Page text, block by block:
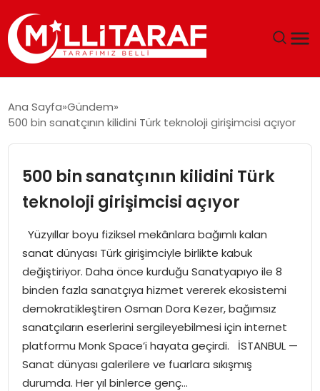
ÖZEL SAYFALAR
TEKNOLOJI
EKONOMI
SPOR
SIYASET
MAGAZIN
Ana Sayfa Gündem
500 bin sanatçının kilidini Türk teknoloji girişimcisi açıyor
500 bin sanatçının kilidini Türk
teknoloji girişimcisi açıyor
Yüzyıllar boyu fiziksel mekânlara bağımlı kalan
sanat dünyası Türk girişimciyle birlikte kabuk
değiştiriyor. Daha önce kurduğu Sanatyapıyo ile 8
binden fazla sanatçıya hizmet vererek ekosistemi
demokratikleştiren Osman Dora Kezer, bağımsız
sanatçıların eserlerini sergileyebilmesi için internet
platformu Monk Space’i hayata geçirdi. İSTANBUL —
Sanat dünyası galerilere ve fuarlara sıkışmış
durumda. Her yıl binlerce genç…